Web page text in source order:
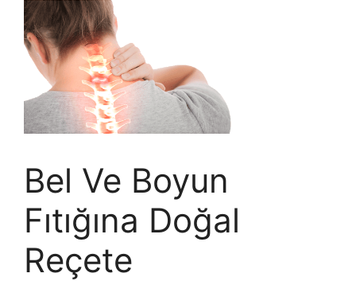
Bel Ve Boyun
Fıtığına Doğal
Reçete